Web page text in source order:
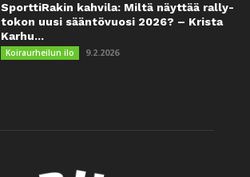
SporttiRakin kahvila: Miltä näyttää rally-
tokon uusi sääntövuosi 2026? – Krista
Karhu...
Koiraurheilun ilo 9.2.2026